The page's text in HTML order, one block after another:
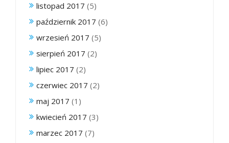
listopad 2017 (5)
październik 2017 (6)
wrzesień 2017 (5)
sierpień 2017 (2)
lipiec 2017 (2)
czerwiec 2017 (2)
maj 2017 (1)
kwiecień 2017 (3)
marzec 2017 (7)